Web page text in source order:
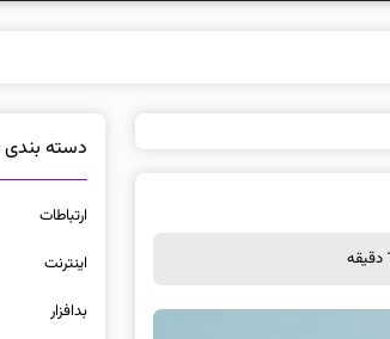
دسته
ارتباطات
اينترنت
بدافزار